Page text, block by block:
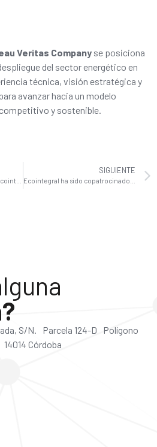
Veritas Company se posiciona
del sector energético en
técnica, visión estratégica y
avanzar hacia un modelo
y sostenible.
SIGUIENTE
S/N. Parcela 124-D Polígono
Córdoba